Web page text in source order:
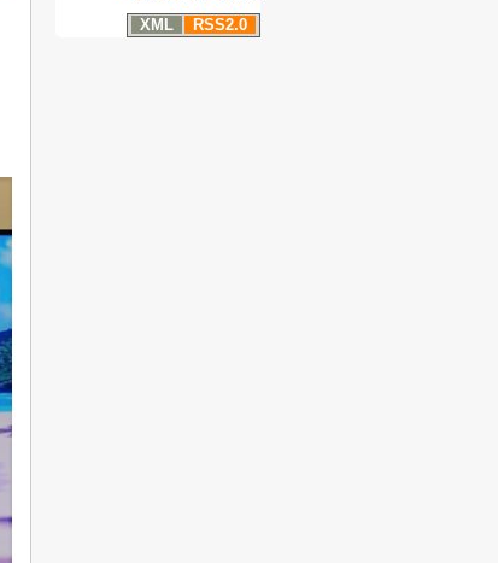
XML
RSS2.0